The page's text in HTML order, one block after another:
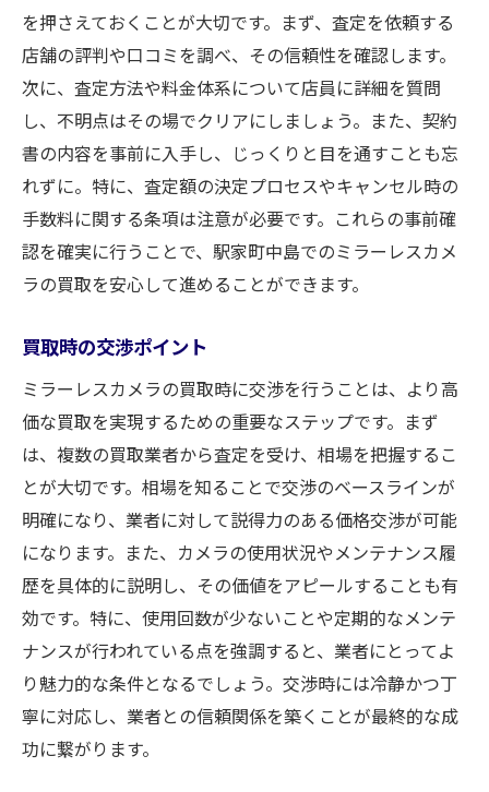
を押さえておくことが大切です。まず、査定を依頼する
店舗の評判や口コミを調べ、その信頼性を確認します。
次に、査定方法や料金体系について店員に詳細を質問
し、不明点はその場でクリアにしましょう。また、契約
書の内容を事前に入手し、じっくりと目を通すことも忘
れずに。特に、査定額の決定プロセスやキャンセル時の
手数料に関する条項は注意が必要です。これらの事前確
認を確実に行うことで、駅家町中島でのミラーレスカメ
ラの買取を安心して進めることができます。
買取時の交渉ポイント
ミラーレスカメラの買取時に交渉を行うことは、より高
価な買取を実現するための重要なステップです。まず
は、複数の買取業者から査定を受け、相場を把握するこ
とが大切です。相場を知ることで交渉のベースラインが
明確になり、業者に対して説得力のある価格交渉が可能
になります。また、カメラの使用状況やメンテナンス履
歴を具体的に説明し、その価値をアピールすることも有
効です。特に、使用回数が少ないことや定期的なメンテ
ナンスが行われている点を強調すると、業者にとってよ
り魅力的な条件となるでしょう。交渉時には冷静かつ丁
寧に対応し、業者との信頼関係を築くことが最終的な成
功に繋がります。